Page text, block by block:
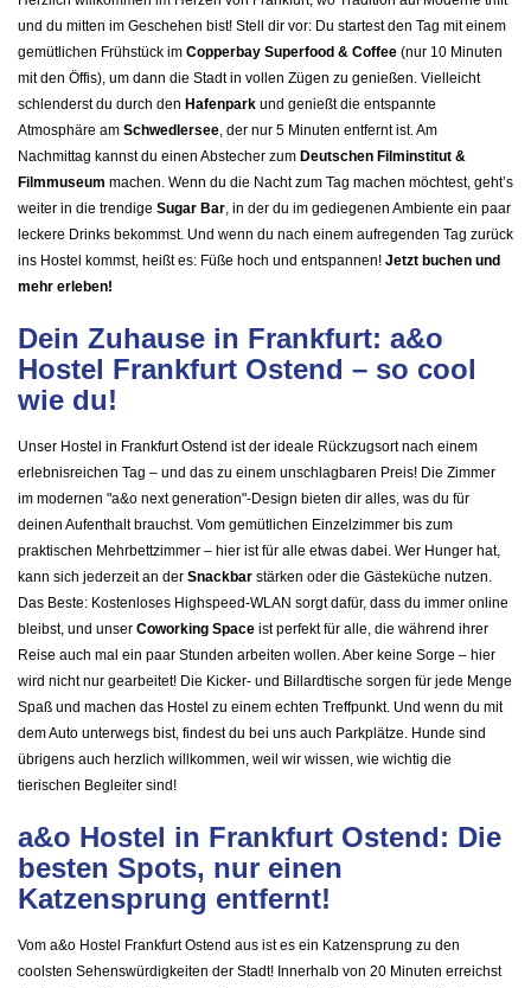
und du mitten im Geschehen bist! Stell dir vor: Du startest den Tag mit einem
gemütlichen Frühstück im Copperbay Superfood & Coffee (nur 10 Minuten
mit den Öffis), um dann die Stadt in vollen Zügen zu genießen. Vielleicht
schlenderst du durch den Hafenpark und genießt die entspannte
Atmosphäre am Schwedlersee, der nur 5 Minuten entfernt ist. Am
Nachmittag kannst du einen Abstecher zum Deutschen Filminstitut &
Filmmuseum machen. Wenn du die Nacht zum Tag machen möchtest, geht’s
weiter in die trendige Sugar Bar, in der du im gediegenen Ambiente ein paar
leckere Drinks bekommst. Und wenn du nach einem aufregenden Tag zurück
ins Hostel kommst, heißt es: Füße hoch und entspannen! Jetzt buchen und
mehr erleben!
Dein Zuhause in Frankfurt: a&o
Hostel Frankfurt Ostend – so cool
wie du!
Unser Hostel in Frankfurt Ostend ist der ideale Rückzugsort nach einem
erlebnisreichen Tag – und das zu einem unschlagbaren Preis! Die Zimmer
im modernen "a&o next generation"-Design bieten dir alles, was du für
deinen Aufenthalt brauchst. Vom gemütlichen Einzelzimmer bis zum
praktischen Mehrbettzimmer – hier ist für alle etwas dabei. Wer Hunger hat,
kann sich jederzeit an der Snackbar stärken oder die Gästeküche nutzen.
Das Beste: Kostenloses Highspeed-WLAN sorgt dafür, dass du immer online
bleibst, und unser Coworking Space ist perfekt für alle, die während ihrer
Reise auch mal ein paar Stunden arbeiten wollen. Aber keine Sorge – hier
wird nicht nur gearbeitet! Die Kicker- und Billardtische sorgen für jede Menge
Spaß und machen das Hostel zu einem echten Treffpunkt. Und wenn du mit
dem Auto unterwegs bist, findest du bei uns auch Parkplätze. Hunde sind
übrigens auch herzlich willkommen, weil wir wissen, wie wichtig die
tierischen Begleiter sind!
a&o Hostel in Frankfurt Ostend: Die
besten Spots, nur einen
Katzensprung entfernt!
Vom a&o Hostel Frankfurt Ostend aus ist es ein Katzensprung zu den
coolsten Sehenswürdigkeiten der Stadt! Innerhalb von 20 Minuten erreichst